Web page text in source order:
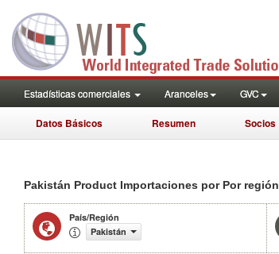
Estadísticas comerciales Aranceles GVC
Datos Básicos Resumen Socios
Pakistán Product Importaciones por Por región
País/Región
Pakistán